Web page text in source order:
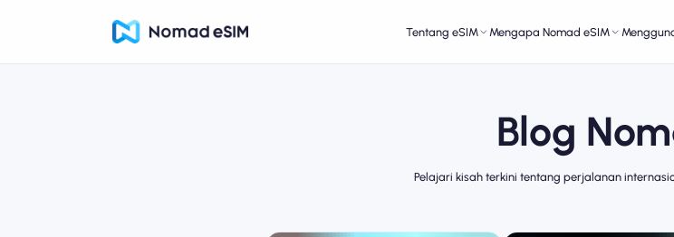
Tentang eSIM Mengapa Nomad eSIM
Blog
Pelajari kisah terkini tentang perjalanan